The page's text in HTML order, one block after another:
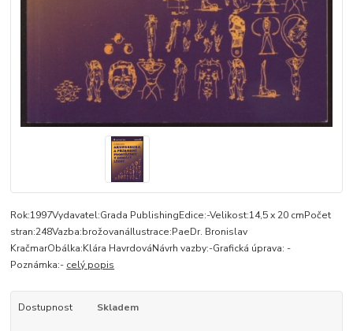
Rok:1997Vydavatel:Grada PublishingEdice:-Velikost:14,5 x 20 cmPočet
stran:248Vazba:brožovanáIlustrace:PaeDr. Bronislav
KračmarObálka:Klára HavrdováNávrh vazby:-Grafická úprava: -
Poznámka:- celý popis
Dostupnost Skladem